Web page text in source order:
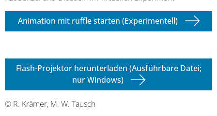
Animation mit ruffle starten (Experimentell)
Flash-Projektor herunterladen (Ausführbare Datei;
nur Windows)
© R. Krämer, M. W. Tausch